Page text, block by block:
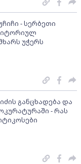
- სერბეთი
უჭერს
განცხადება და
- რას